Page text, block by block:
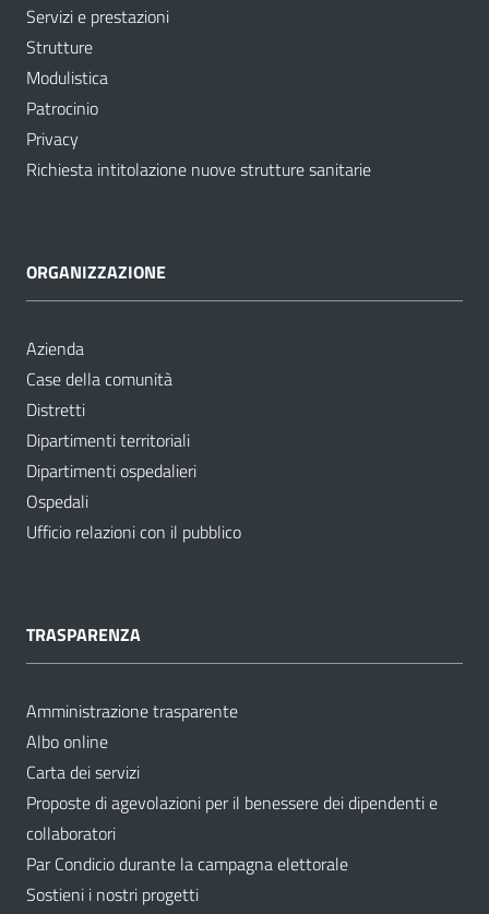
Servizi e prestazioni
Strutture
Modulistica
Patrocinio
Privacy
Richiesta intitolazione nuove strutture sanitarie
ORGANIZZAZIONE
Azienda
Case della comunità
Distretti
Dipartimenti territoriali
Dipartimenti ospedalieri
Ospedali
Ufficio relazioni con il pubblico
TRASPARENZA
Amministrazione trasparente
Albo online
Carta dei servizi
Proposte di agevolazioni per il benessere dei dipendenti e
collaboratori
Par Condicio durante la campagna elettorale
Sostieni i nostri progetti